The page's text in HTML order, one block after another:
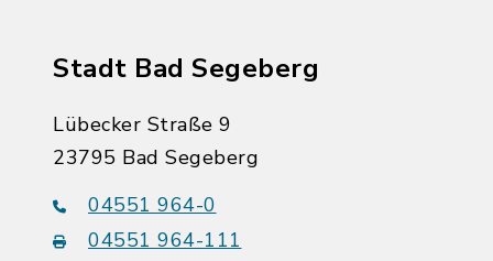
Stadt Bad Segeberg
Lübecker Straße 9
23795 Bad Segeberg
04551 964-0
04551 964-111